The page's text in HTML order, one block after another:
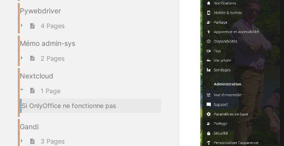
Pywebdriver
4 Pages
Mémo admin-sys
2 Pages
Nextcloud
1 Page
Si OnlyOffice ne fonctionne pas
Gandi
3 Pages